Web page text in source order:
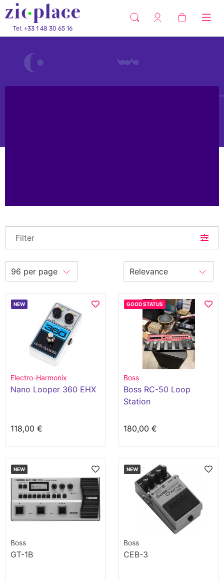
Tel: +33 1 48 30 65 16
Filter
NEW
Electro-Harmonix
Nano Looper 360 EHX
118,00 €
GOOD STATUS
Boss
Boss RC-50 Loop
Station
180,00 €
NEW
Boss
GT-1B
NEW
Boss
CEB-3